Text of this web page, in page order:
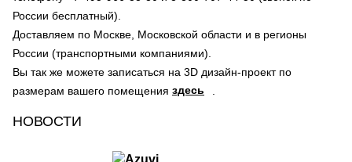
России бесплатный).
Доставляем по Москве, Московской области и в регионы
России (транспортными компаниями).
Вы так же можете записаться на 3D дизайн-проект по
размерам вашего помещения здесь
НОВОСТИ